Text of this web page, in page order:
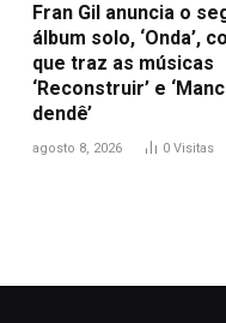
Fran Gil anuncia o
álbum solo, ‘Onda’,
que traz as músicas
‘Reconstruir’ e
dendê’
agosto 8, 2026 0 Visitas